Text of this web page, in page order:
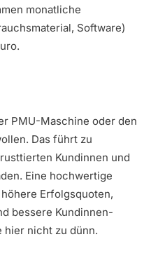
monatliche
Software)
PMU-Maschine oder den
Das führt zu
Kundinnen und
Eine hochwertige
Erfolgsquoten,
bessere Kundinnen-
hier nicht zu dünn.